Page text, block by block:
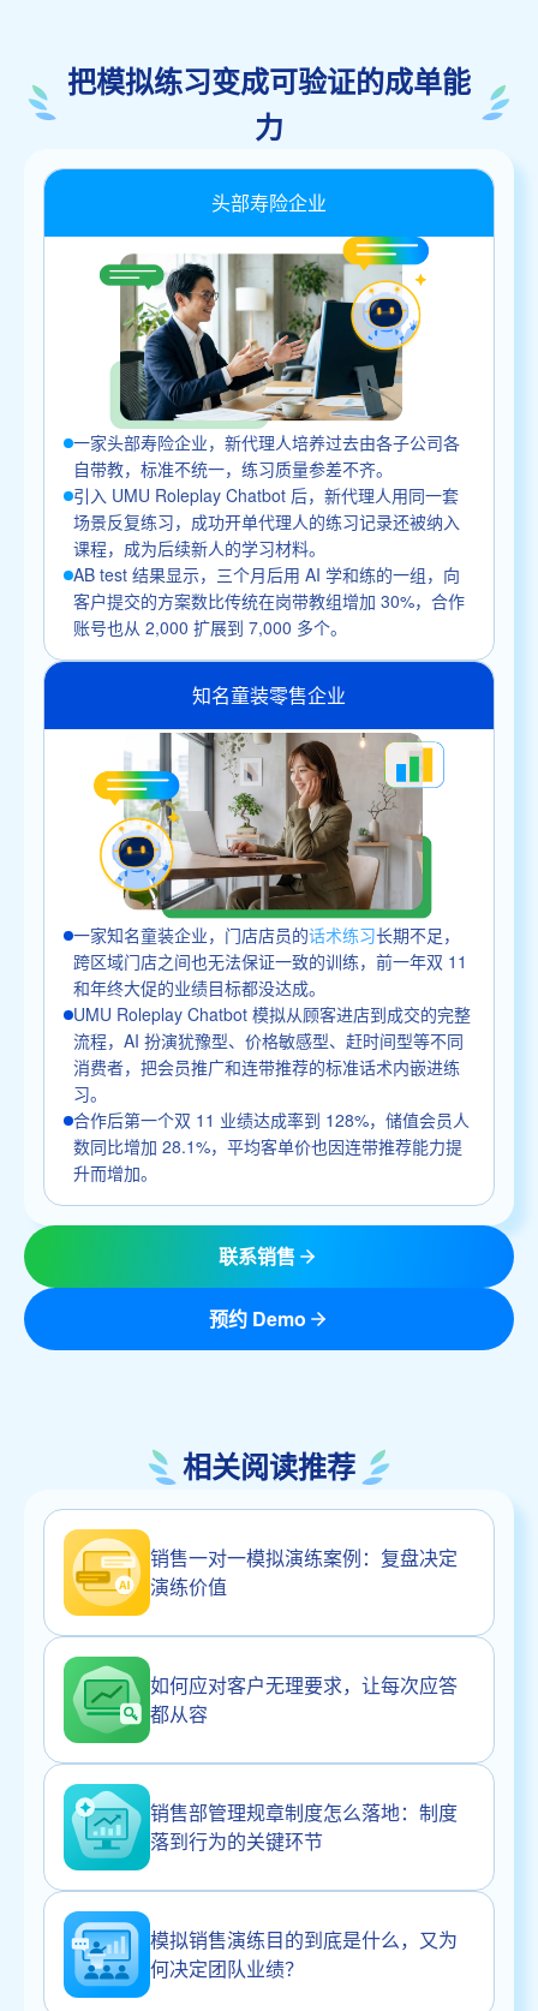
把模拟练习变成可验证的成单能
力
头部寿险企业
一家头部寿险企业，新代理人培养过去由各子公司各
自带教，标准不统一，练习质量参差不齐。
引入 UMU Roleplay Chatbot 后，新代理人用同一套
场景反复练习，成功开单代理人的练习记录还被纳入
课程，成为后续新人的学习材料。
AB test 结果显示，三个月后用 AI 学和练的一组，向
客户提交的方案数比传统在岗带教组增加 30%，合作
账号也从 2,000 扩展到 7,000 多个。
知名童装零售企业
一家知名童装企业，门店店员的话术练习长期不足，
跨区域门店之间也无法保证一致的训练，前一年双 11
和年终大促的业绩目标都没达成。
UMU Roleplay Chatbot 模拟从顾客进店到成交的完整
流程，AI 扮演犹豫型、价格敏感型、赶时间型等不同
消费者，把会员推广和连带推荐的标准话术内嵌进练
习。
合作后第一个双 11 业绩达成率到 128%，储值会员人
数同比增加 28.1%，平均客单价也因连带推荐能力提
升而增加。
联系销售
预约 Demo
相关阅读推荐
销售一对一模拟演练案例：复盘决定
演练价值
如何应对客户无理要求，让每次应答
都从容
销售部管理规章制度怎么落地：制度
落到行为的关键环节
模拟销售演练目的到底是什么，又为
何决定团队业绩？